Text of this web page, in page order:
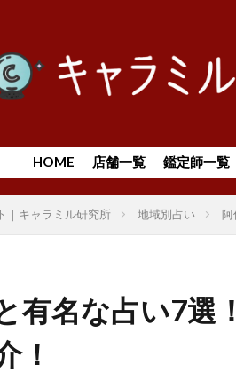
HOME 店舗一覧 鑑定師一覧
｜キャラミル研究所 地域別占い 阿
有名な占い7選
！